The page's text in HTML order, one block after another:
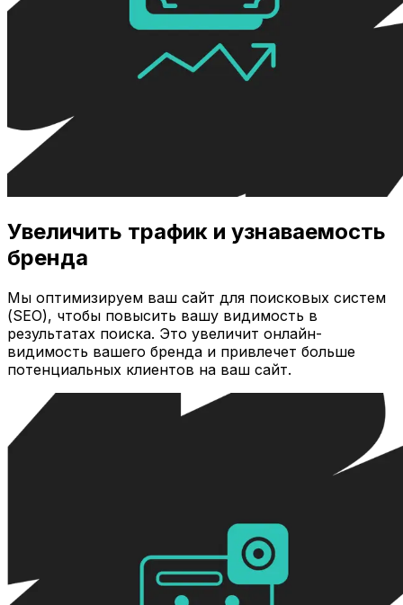
Увеличить трафик и узнаваемость
бренда
Мы оптимизируем ваш сайт для поисковых систем
(SEO), чтобы повысить вашу видимость в
результатах поиска. Это увеличит онлайн-
видимость вашего бренда и привлечет больше
потенциальных клиентов на ваш сайт.